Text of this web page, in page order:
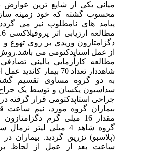
میانی یکی از شایع ترین عوارض
محسوب گشته که خود زمینه ساز
پیامد های نامطلوب نیز می
دگزامتازون وریدی بر روی تهوع و
از عمل استاپدکتومی می باشد.روش
مطالعه کارآزمایی بالینی
شاهددار تعداد 70 بیمار
به دو گروه مساوی تقسیم
سداسیون یکسان و توسط یک
جراحی استاپدکتومی قرار گرفته
بیماران گروه مورد، نیم ساعت
مقدار 16 میلی گرم
گروه شاهد 4 میلی لیتر
ساعت بعد از عمل از لحاظ